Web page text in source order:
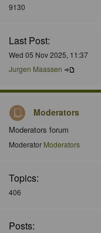
9130
Last Post:
Wed 05 Nov 2025, 11:37
Jurgen Maassen
Moderators
Moderators forum
Moderator Moderators
Topics:
406
Posts: